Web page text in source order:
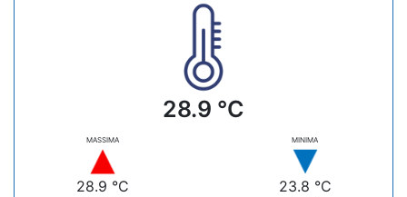
28.9 °C
MASSIMA
28.9 °C
MINIMA
23.8 °C